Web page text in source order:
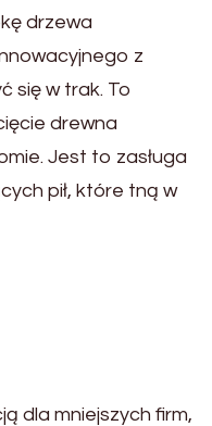
drzewa
z
się w trak. To
drewna
Jest to zasługa
pił, które tną w
dla mniejszych firm,